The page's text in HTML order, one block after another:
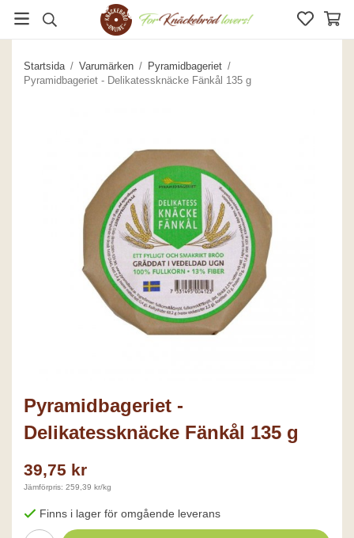
Startsida / Varumärken / Pyramidbageriet /
Pyramidbageriet - Delikatessknäcke Fänkål 135 g
Pyramidbageriet -
Delikatessknäcke Fänkål 135 g
39,75 kr
Jämförpris: 259,39 kr/kg
Finns i lager för omgående leverans